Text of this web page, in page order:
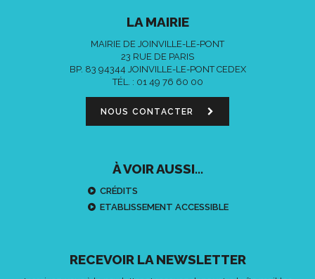
LA MAIRIE
MAIRIE DE JOINVILLE-LE-PONT
23 RUE DE PARIS
BP. 83 94344 JOINVILLE-LE-PONT CEDEX
TÉL. : 01 49 76 60 00
NOUS CONTACTER
À VOIR AUSSI...
CRÉDITS
ETABLISSEMENT ACCESSIBLE
RECEVOIR LA NEWSLETTER